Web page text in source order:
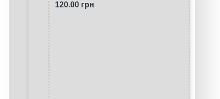
120.00 грн